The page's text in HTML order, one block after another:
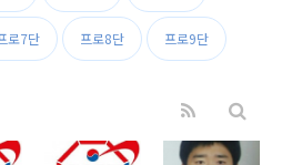
로7단 프로8단 프로9단